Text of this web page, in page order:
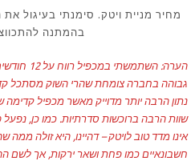
מחיר מניית ויטק. סימנתי בעיגול
בהמתנה
הערה:
נתון הרבה יותר מדוייק מאשר מכפיל
שוות הרבה ברוכשות סדרתיות. כמו כן,
אינו מדד טוב לויטק – דהיינו, היא זולה
חשבונאיים כמו פחת ושאר ירקות, אך לשם